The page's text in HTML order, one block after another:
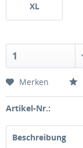
XL
Merken
Artikel-Nr.:
Beschreibung